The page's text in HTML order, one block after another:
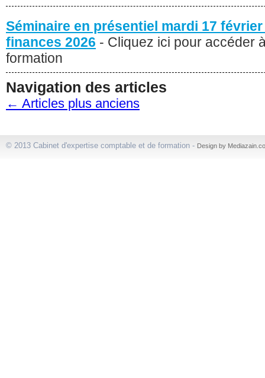
Séminaire en présentiel mardi 17
finances 2026 - Cliquez ici pour accéder
formation
Navigation des articles
← Articles plus anciens
© 2013 Cabinet d'expertise comptable et de formation - Design by